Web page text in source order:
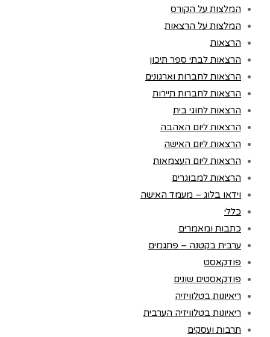
המלצות על הקורס
המלצות על הרצאות
הרצאות
הרצאות לבתי ספר תיכון
הרצאות לחברות וארגונים
הרצאות לחברות תיירות
הרצאות לחוגי בית
הרצאות ליום האהבה
הרצאות ליום האישה
הרצאות ליום העצמאות
הרצאות למבוגרים
וידאו בלוג – מעמד האישה
כללי
כתבות ומאמרים
ערבית בקטנה – פתגמים
פודקאסט
פודקאסטים שונים
ריאיונות בטלוויזיה
ריאיונות בטלוויזיה הערבית
תרבות ועסקים